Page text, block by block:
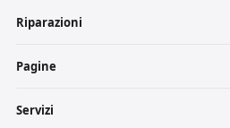
Riparazioni
Pagine
Servizi